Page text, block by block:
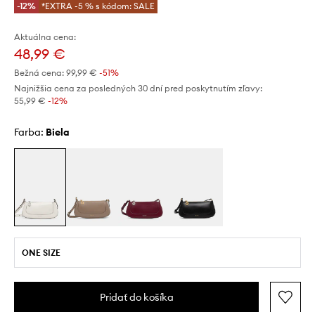
-12% *EXTRA -5 % s kódom: SALE
Aktuálna cena:
48,99 €
Bežná cena: 99,99 € -51%
Najnižšia cena za posledných 30 dní pred poskytnutím zľavy:
55,99 € -12%
Farba: biela
ONE SIZE
Pridať do košíka